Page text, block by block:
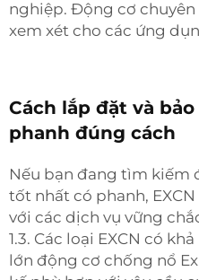
nghiệp. Động cơ chuyên
xem xét cho các ứng
Cách lắp đặt và
phanh đúng cách
Nếu bạn đang tìm kiếm
tốt nhất có phanh,
với các dịch vụ vững
1.3. Các loại EXCN có
lớn động cơ chống nổ